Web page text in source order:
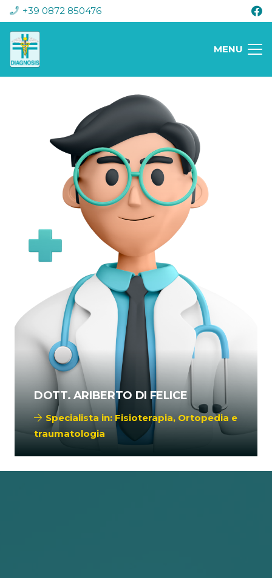
+39 0872 850476
MENU
DOTT. ARIBERTO DI FELICE
Specialista in: Fisioterapia, Ortopedia e
traumatologia